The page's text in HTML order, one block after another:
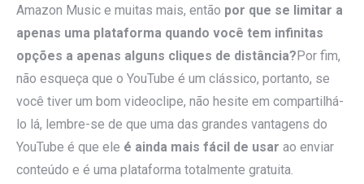
Amazon Music e muitas mais, então por que se limitar a
apenas uma plataforma quando você tem infinitas
opções a apenas alguns cliques de distância? Por fim,
não esqueça que o YouTube é um clássico, portanto, se
você tiver um bom videoclipe, não hesite em compartilhá-
lo lá, lembre-se de que uma das grandes vantagens do
YouTube é que ele é ainda mais fácil de usar ao enviar
conteúdo e é uma plataforma totalmente gratuita.